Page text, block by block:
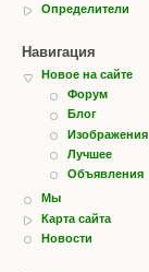
Определители
Навигация
Новое на сайте
Форум
Блог
Изображения
Лучшее
Объявления
Мы
Карта сайта
Новости